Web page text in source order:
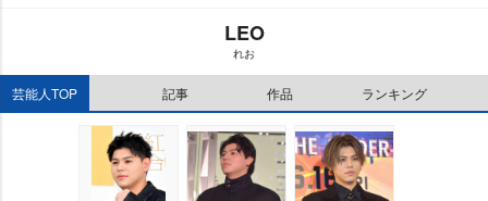
LEO
れお
芸能人TOP 記事 作品 ランキング